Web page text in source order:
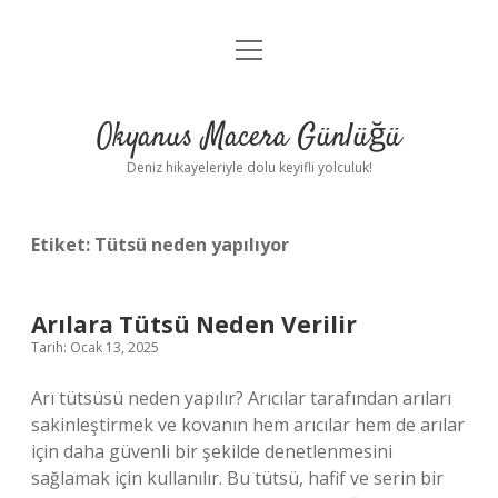
Anasayfa
Yasal Uyarı
menüyü
Okyanus Macera Günlüğü
Deniz hikayeleriyle dolu keyifli yolculuk!
Etiket: Tütsü neden yapılıyor
Arılara Tütsü Neden Verilir
Tarih: Ocak 13, 2025
Arı tütsüsü neden yapılır? Arıcılar tarafından arıları
sakinleştirmek ve kovanın hem arıcılar hem de arılar
için daha güvenli bir şekilde denetlenmesini
sağlamak için kullanılır. Bu tütsü, hafif ve serin bir